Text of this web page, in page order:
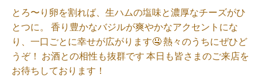
とろ〜り卵を割れば、生ハムの塩味と濃厚なチーズがひ
とつに。 香り豊かなバジルが爽やかなアクセントにな
り、一口ごとに幸せが広がります🤤 熱々のうちにぜひど
うぞ！ お酒との相性も抜群です 本日も皆さまのご来店を
お待ちしております！⁡